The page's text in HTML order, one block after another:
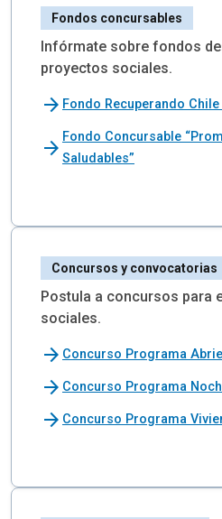
Fondos concursables
Infórmate sobre fondos
proyectos sociales.
arrow_forward Fondo Recuperando Chile
arrow_forward Fondo Concursable
Saludables”
Concursos y convocatorias
Postula a concursos para
sociales.
arrow_forward Concurso Programa
arrow_forward Concurso Programa
arrow_forward Concurso Programa